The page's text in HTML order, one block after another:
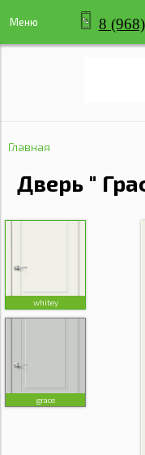
Меню 8
Главная
Дверь "
whitey
grace